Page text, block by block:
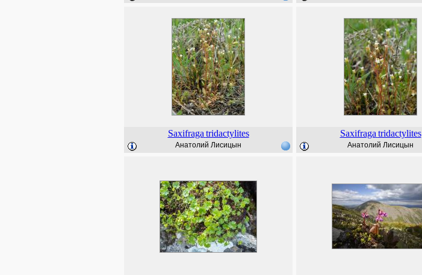
Saxifraga tridactylites
Анатолий Лисицын
Saxifraga tridactylites
Анатолий Лисицын